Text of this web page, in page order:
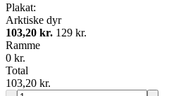
Plakat:
Arktiske dyr
103,20 kr. 129 kr.
Ramme
0 kr.
Total
103,20 kr.